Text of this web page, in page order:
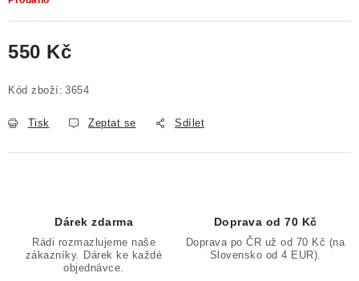
550 Kč
Kód zboží: 3654
Tisk Zeptat se Sdílet
Dárek zdarma
Rádi rozmazlujeme naše
zákazníky. Dárek ke každé
objednávce.
Doprava od 70 Kč
Doprava po ČR už od 70 Kč (na
Slovensko od 4 EUR).